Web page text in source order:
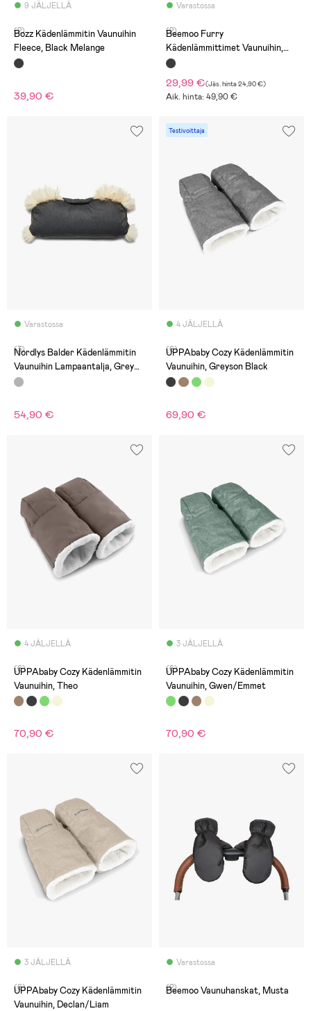
9 JÄLJELLÄ
(2)
Bozz Kädenlämmitin Vaunuihin
Fleece, Black Melange
39,90 €
Varastossa
(2)
Beemoo Furry
Kädenlämmittimet Vaunuihin,
Musta
29,99 €(Jäs. hinta24,90 €)
Aik. hinta: 49,90 €
Varastossa
(3)
Nordlys Balder Kädenlämmitin
Vaunuihin Lampaantalja, Grey
Mélange
54,90 €
Testivoittaja
4 JÄLJELLÄ
(6)
UPPAbaby Cozy Kädenlämmitin
Vaunuihin, Greyson Black
69,90 €
4 JÄLJELLÄ
(6)
UPPAbaby Cozy Kädenlämmitin
Vaunuihin, Theo
70,90 €
3 JÄLJELLÄ
(6)
UPPAbaby Cozy Kädenlämmitin
Vaunuihin, Gwen/Emmet
70,90 €
3 JÄLJELLÄ
(6)
UPPAbaby Cozy Kädenlämmitin
Vaunuihin, Declan/Liam
Varastossa
(2)
Beemoo Vaunuhanskat, Musta